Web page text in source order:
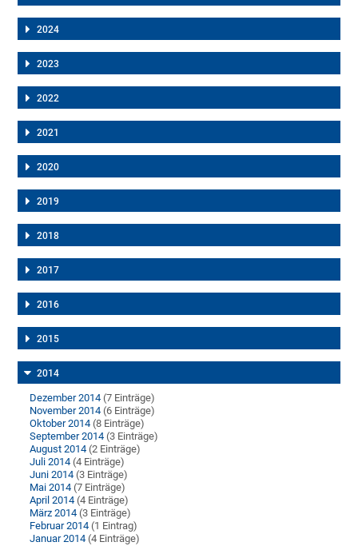
2024
2023
2022
2021
2020
2019
2018
2017
2016
2015
2014
Dezember 2014 (7 Einträge)
November 2014 (6 Einträge)
Oktober 2014 (8 Einträge)
September 2014 (3 Einträge)
August 2014 (2 Einträge)
Juli 2014 (4 Einträge)
Juni 2014 (3 Einträge)
Mai 2014 (7 Einträge)
April 2014 (4 Einträge)
März 2014 (3 Einträge)
Februar 2014 (1 Eintrag)
Januar 2014 (4 Einträge)